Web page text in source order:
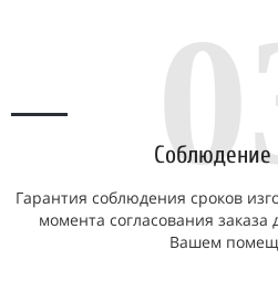
Соблюдение
Гарантия соблюдения сроков
момента согласования заказа
Вашем